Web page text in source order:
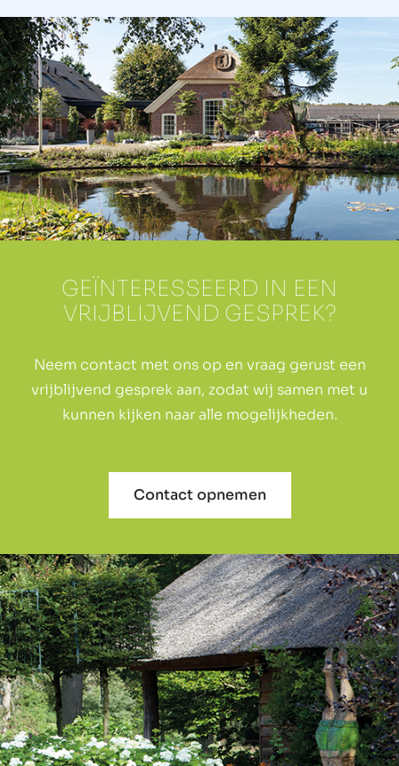
GEÏNTERESSEERD IN EEN
VRIJBLIJVEND GESPREK?
Neem contact met ons op en vraag gerust een
vrijblijvend gesprek aan, zodat wij samen met u
kunnen kijken naar alle mogelijkheden.
Contact opnemen